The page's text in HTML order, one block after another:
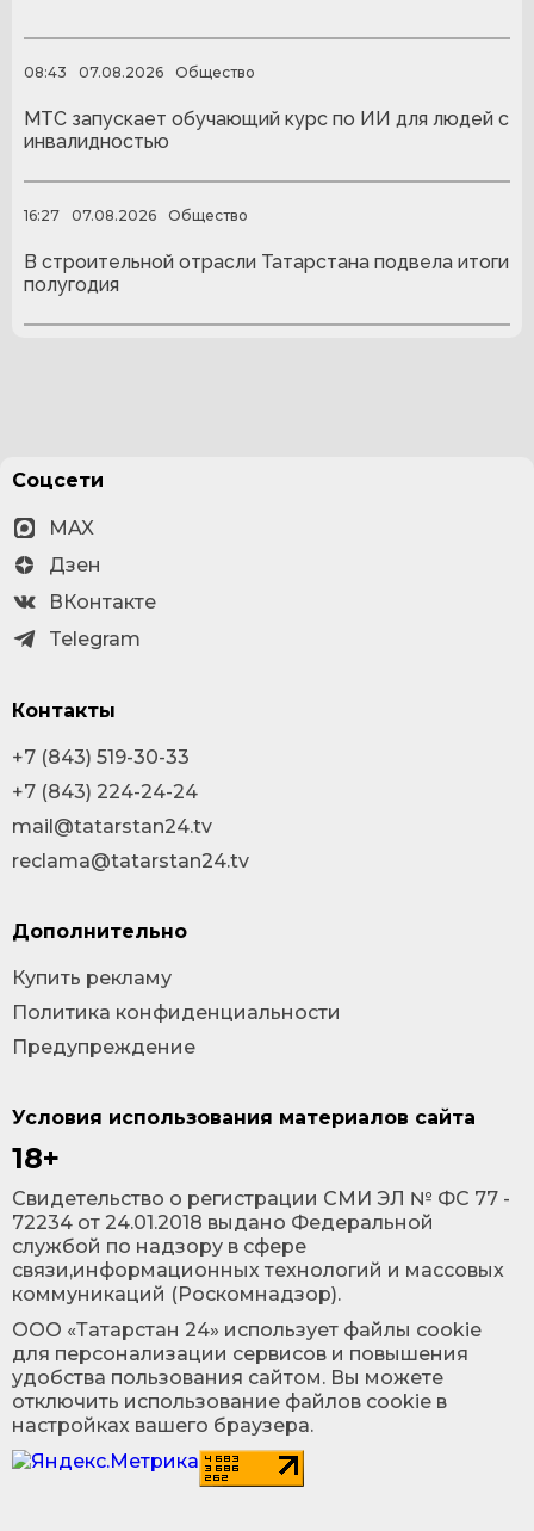
08:43 07.08.2026 Общество
МТС запускает обучающий курс по ИИ для людей с
инвалидностью
16:27 07.08.2026 Общество
В строительной отрасли Татарстана подвела итоги
полугодия
Условия использования материалов сайта
18+
Cвидетельство о регистрации СМИ ЭЛ № ФС 77 -
72234 от 24.01.2018 выдано Федеральной
службой по надзору в сфере
связи,информационных технологий и массовых
коммуникаций (Роскомнадзор).
ООО «Татарстан 24» использует файлы cookie
для персонализации сервисов и повышения
удобства пользования сайтом. Вы можете
отключить использование файлов cookie в
настройках вашего браузера.
Соцсети
MAX
Дзен
ВКонтакте
Telegram
Контакты
+7 (843) 519-30-33
+7 (843) 224-24-24
mail@tatarstan24.tv
reclama@tatarstan24.tv
Дополнительно
Купить рекламу
Политика конфиденциальности
Предупреждение